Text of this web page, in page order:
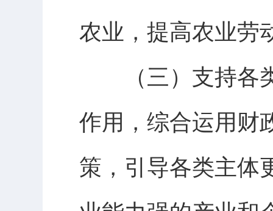
农业，提高农业劳
（三）支持各类
作用，综合运用财
策，引导各类主体